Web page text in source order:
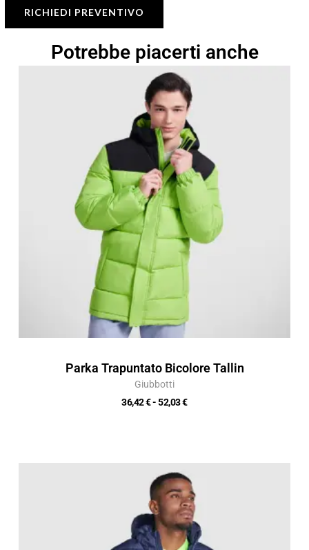
RICHIEDI PREVENTIVO
Potrebbe piacerti anche
Parka Trapuntato Bicolore Tallin
Giubbotti
36,42€- 52,03€
di
prezzo:
da
36,42 €
a
52,03 €
di
prezzo:
da
33,66 €
a